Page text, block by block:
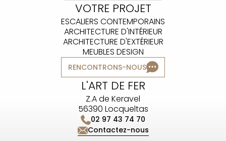
VOTRE PROJET
ESCALIERS CONTEMPORAINS
ARCHITECTURE D'INTÉRIEUR
ARCHITECTURE D'EXTÉRIEUR
MEUBLES DESIGN
RENCONTRONS-NOUS
L'ART DE FER
Z.A de Keravel
56390 Locqueltas
02 97 43 74 70
Contactez-nous